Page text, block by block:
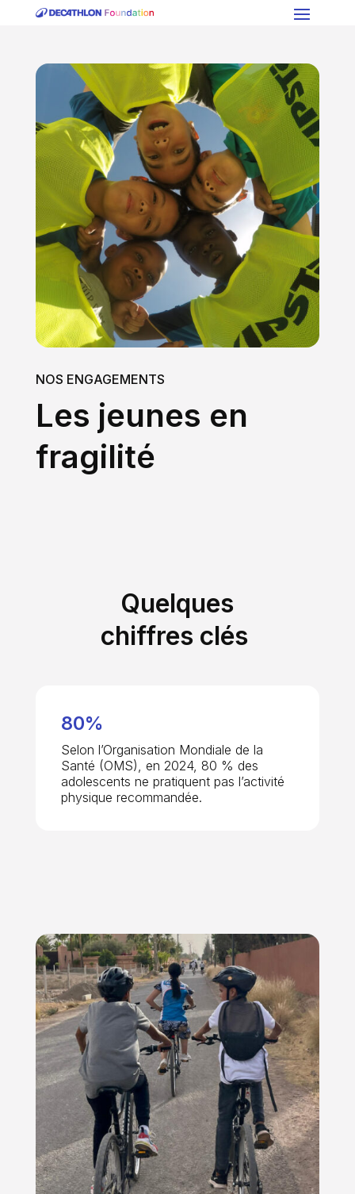
NOS ENGAGEMENTS
Les jeunes en
fragilité
Quelques
chiffres clés
80%
Selon l’Organisation Mondiale de la
Santé (OMS), en 2024, 80 % des
adolescents ne pratiquent pas l’activité
physique recommandée.